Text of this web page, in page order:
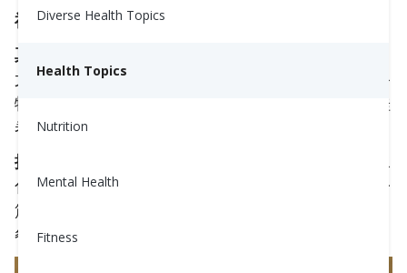
Diverse Health Topics
Health Topics
Nutrition
Mental Health
Fitness
神话：碳水化合物是敌人。
真相：
尤其是你的大脑。重要的是碳水化合物的
。全谷
物、水果和豆类？是的。每天早餐吃一个巨大的肉桂
卷？可能不。
提示：
与其削减碳水化合物，不如选择更聪明的碳水
化合物，这可以保持你的血糖稳定。阅读我们的另一
篇文章
餐食。